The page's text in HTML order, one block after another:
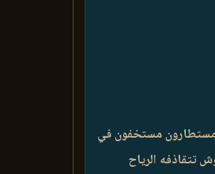
مستخفون في
تتقاذفه الرياح